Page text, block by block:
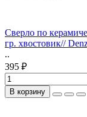
Сверло по
гр. хвостовик//
..
395 ₽
В корзину